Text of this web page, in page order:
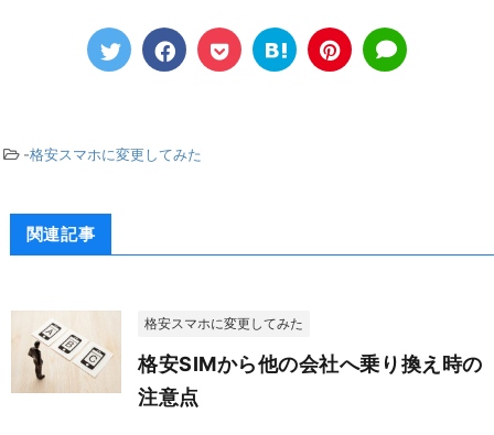
-格安スマホに変更してみた
関連記事
格安スマホに変更してみた
格安SIMから他の会社へ乗り換え時の
注意点